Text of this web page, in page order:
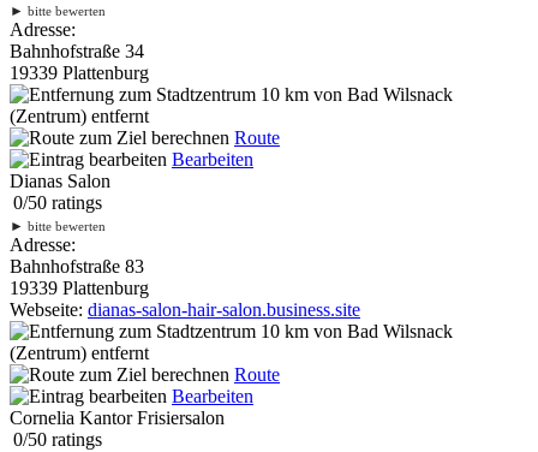
► bitte bewerten
Adresse:
Bahnhofstraße 34
19339 Plattenburg
10 km von Bad Wilsnack
(Zentrum) entfernt
Route
Bearbeiten
Dianas Salon
0/50 ratings
► bitte bewerten
Adresse:
Bahnhofstraße 83
19339 Plattenburg
Webseite: dianas-salon-hair-salon.business.site
10 km von Bad Wilsnack
(Zentrum) entfernt
Route
Bearbeiten
Cornelia Kantor Frisiersalon
0/50 ratings